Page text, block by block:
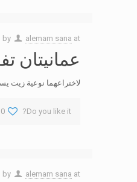
by alemam sana at
عمانيتان
لاختراعهما نوعية زيت
Do you like it?
0
by alemam sana at